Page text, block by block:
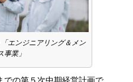
エンジニアリング＆メン
事業」